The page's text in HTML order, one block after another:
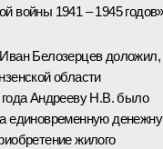
войны 1941 – 1945
Белозерцев доложил,
области
года Андрееву Н.В. было
единовременную
жилого